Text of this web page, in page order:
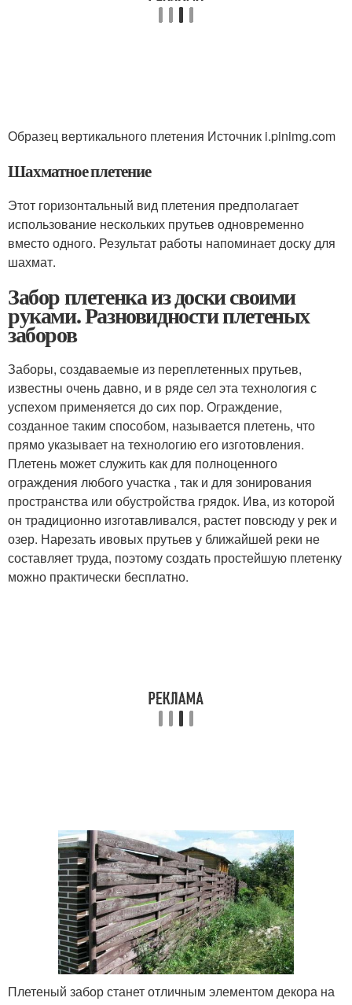
Образец вертикального плетения Источник i.pinimg.com
Шахматное плетение
Этот горизонтальный вид плетения предполагает
использование нескольких прутьев одновременно
вместо одного. Результат работы напоминает доску для
шахмат.
Забор плетенка из доски своими
руками. Разновидности плетеных
заборов
Заборы, создаваемые из переплетенных прутьев,
известны очень давно, и в ряде сел эта технология с
успехом применяется до сих пор. Ограждение,
созданное таким способом, называется плетень, что
прямо указывает на технологию его изготовления.
Плетень может служить как для полноценного
ограждения любого участка , так и для зонирования
пространства или обустройства грядок. Ива, из которой
он традиционно изготавливался, растет повсюду у рек и
озер. Нарезать ивовых прутьев у ближайшей реки не
составляет труда, поэтому создать простейшую плетенку
можно практически бесплатно.
Плетеный забор станет отличным элементом декора на